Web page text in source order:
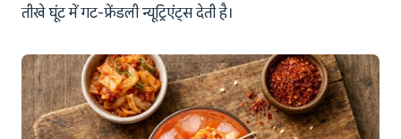
तीखे घूंट में गट-फ्रेंडली न्यूट्रिएंट्स देती है।